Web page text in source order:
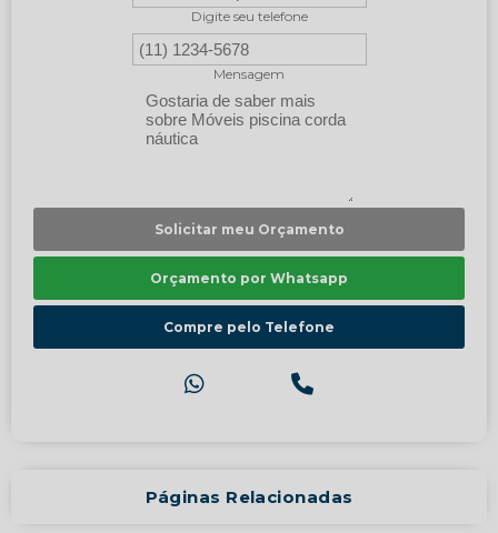
Digite seu telefone
Mensagem
Solicitar meu Orçamento
Orçamento por Whatsapp
Compre pelo Telefone
Páginas Relacionadas